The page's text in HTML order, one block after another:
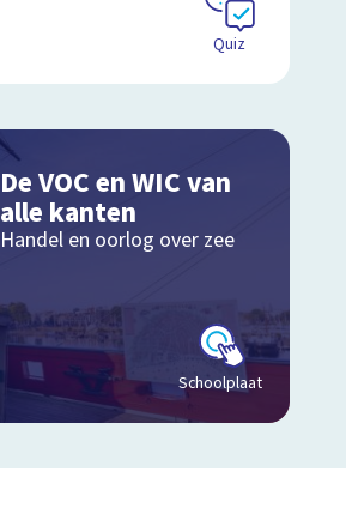
Quiz
De VOC en WIC van
alle kanten
Handel en oorlog over zee
Schoolplaat